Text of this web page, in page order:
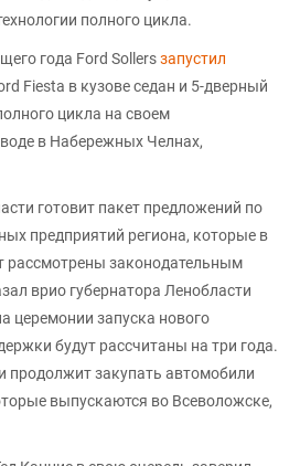
полного цикла.
года Ford Sollersзапустил
Fiesta в кузове седан и 5-дверный
цикла на своем
в Набережных Челнах,
готовит пакет предложений по
предприятий региона, которые в
рассмотрены законодательным
врио губернатора Ленобласти
церемонии запуска нового
будут рассчитаны на три года.
продолжит закупать автомобили
выпускаются во Всеволожске,